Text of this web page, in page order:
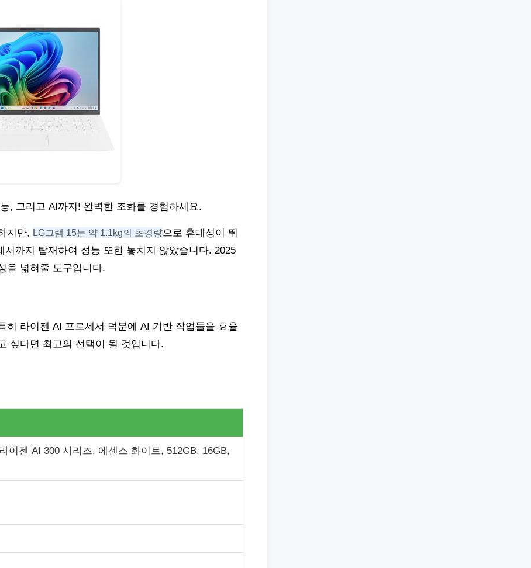
, 그리고 AI까지! 완벽한 조화를 경험하세요.
지만, LG그램 15는 약 1.1kg의 초경량으로 휴대성이 뛰
까지 탑재하여 성능 또한 놓치지 않았습니다. 2025
을 넓혀줄 도구입니다.
히 라이젠 AI 프로세서 덕분에 AI 기반 작업들을 효율
싶다면 최고의 선택이 될 것입니다.
이젠 AI 300 시리즈, 에센스 화이트, 512GB, 16GB,